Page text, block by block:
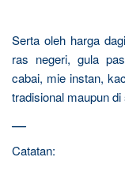
Serta oleh harga
ras negeri, gula
cabai, mie instan,
tradisional maupun
—
Catatan: